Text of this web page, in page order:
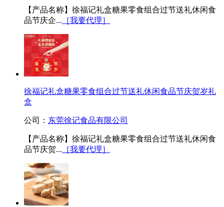
【产品名称】徐福记礼盒糖果零食组合过节送礼休闲食
品节庆企... ［我要代理］
徐福记礼盒糖果零食组合过节送礼休闲食品节庆贺岁礼
盒
公司： 东莞徐记食品有限公司
【产品名称】徐福记礼盒糖果零食组合过节送礼休闲食
品节庆贺... ［我要代理］